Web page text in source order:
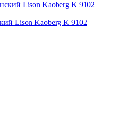
Lison Kaoberg K 9102